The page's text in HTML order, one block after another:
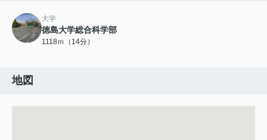
大学
徳島大学総合科学部
1118ｍ（14分）
地図